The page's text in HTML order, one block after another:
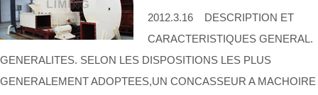
2012.3.16 DESCRIPTION ET
CARACTERISTIQUES GENERAL.
GENERALITES. SELON LES DISPOSITIONS LES PLUS
GENERALEMENT ADOPTEES,UN CONCASSEUR A MACHOIRE